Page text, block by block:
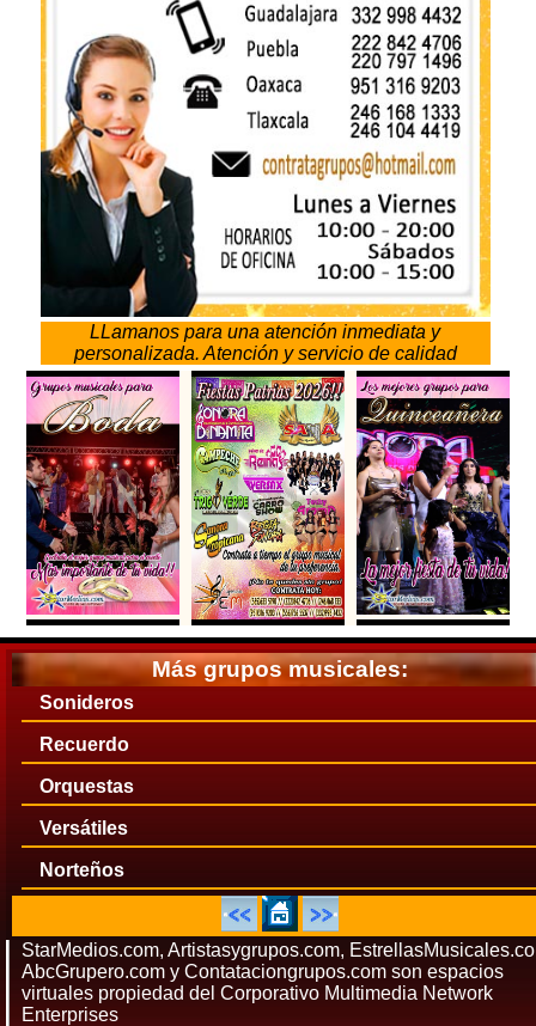
LLamanos para una atención inmediata y
personalizada. Atención y servicio de calidad
Más grupos musicales:
Sonideros
Recuerdo
Orquestas
Versátiles
Norteños
StarMedios.com, Artistasygrupos.com,
AbcGrupero.com y Contataciongrupos.com son espacios
virtuales propiedad del Corporativo Multimedia Network
Enterprises